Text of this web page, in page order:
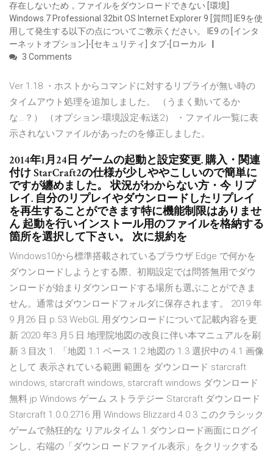
存在しないため，ファイルをダウンロードできない [環境]
Windows 7 Professional 32bit OS Internet Explorer 9 [質問] IE9を使
用して発生する以下の点についてご教示ください。 IE9 の [インタ
ーネットオプション]-[セキュリティ] タブ-[ローカル
3 Comments
Ver 1.18 ・ホストからコマンドに対するリプライが無い時の
タイムアウト処理を追加しました。 （うまく動いてるか
な…？） （オプション-環境設定-転送2） ・ファイル一覧に表
示されないファイルがあったのを修正しました。
2014年1月24日 ゲームの起動と設定変更. 購入・関連
付け StarCraft2の仕様が少しややこしいので簡単に
ですが纏めました。 状況がわからない方・今 リプ
レイ. 自分のリプレイやダウンロードしたリプレイ
を再生することができます特に機能制限はありませ
ん 起動を行いインストール用のファイルを格納する
箇所を選択して下さい。 次に規約を
Windows10から標準搭載されているブラウザ Edge で何かを
ダウンロードしようとする際、初期設定では問答無用でダウ
ンロードが始まりダウンロードする場所も選ぶことができま
せん。通常はダウンロードフォルダに保存されます。 2019 年
9 月26 日 p.53 WebGL 用ダウンロードについて記載内容を更
新 2020 年3 月5 日 地理院地図の改良に伴い本マニュアルを刷
新 3 目次 1. 「地図 1.1 ベース 1.2 地図の 1.3 選択中の 4.1 画像
として 表示されている範囲 範囲を ダウンロード starcraft
windows, starcraft windows, starcraft windows ダウンロード
無料 jp Windows ゲーム ストラテジー Starcraft ダウンロード
Starcraft 1.0.0.2716 用 Windows Blizzard 4.0 3 このクラシック
ゲームで熱狂的な リアルタイム 1.ダウンロード画面にログイ
ンし、右端の「ダウンロ ードファイル表示」をクリックする